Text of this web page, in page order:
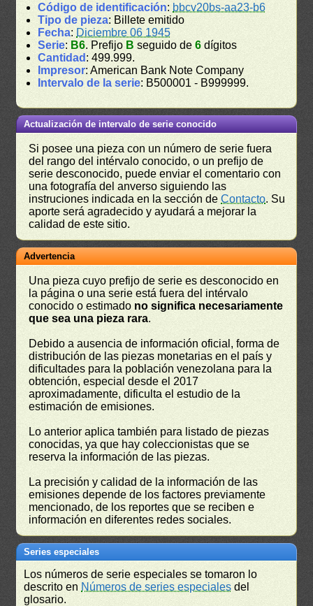
Código de identificación: bbcv20bs-aa23-b6
Tipo de pieza: Billete emitido
Fecha: Diciembre 06 1945
Serie: B6. Prefijo B seguido de6 dígitos
Cantidad : 499.999.
Impresor: American Bank Note Company
Intervalo de la serie: B500001 - B999999.
Actualización de intervalo de serie conocido
Si posee una pieza con un número de serie fuera
del rango del intérvalo conocido, o un prefijo de
serie desconocido, puede enviar el comentario con
una fotografía del anverso siguiendo las
instruciones indicada en la sección deContacto. Su
aporte será agradecido y ayudará a mejorar la
calidad de este sitio.
Advertencia
Una pieza cuyo prefijo de serie es desconocido en
la página o una serie está fuera del intérvalo
conocido o estimado no significa necesariamente
que sea una pieza rara.
Debido a ausencia de información oficial, forma de
distribución de las piezas monetarias en el país y
dificultades para la población venezolana para la
obtención, especial desde el 2017
aproximadamente, dificulta el estudio de la
estimación de emisiones.
Lo anterior aplica también para listado de piezas
conocidas, ya que hay coleccionistas que se
reserva la información de las piezas.
La precisión y calidad de la información de las
emisiones depende de los factores previamente
mencionado, de los reportes que se reciben e
información en diferentes redes sociales.
Series especiales
Los números de serie especiales se tomaron lo
descrito en Números de series especiales del
glosario.